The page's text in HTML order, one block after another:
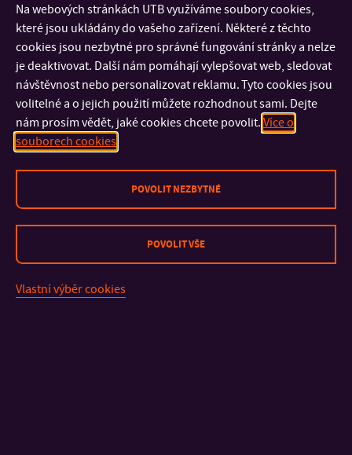
doplňkové.
Vydávání výsledků AI v doslovné či upravené podobě za
vlastní dílo považuje za plagiátorství.
Upozorňuje na nebezpečí spojená s nekritickým
přijímáním výsledků AI.
DŮLEŽITÉ INFORMACE
Na webových stránkách UTB využíváme soubory cookies,
které jsou ukládány do vašeho zařízení. Některé z těchto
cookies jsou nezbytné pro správné fungování stránky a nelze
je deaktivovat. Další nám pomáhají vylepšovat web, sledovat
návštěvnost nebo personalizovat reklamu. Tyto cookies jsou
volitelné a o jejich použití můžete rozhodnout sami. Dejte
nám prosím vědět, jaké cookies chcete povolit. Více o
souborech cookies
POVOLIT NEZBYTNÉ
POVOLIT VŠE
Vlastní výběr cookies